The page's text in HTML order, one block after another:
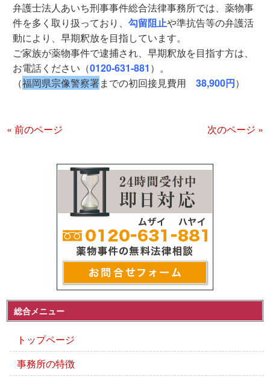
弁護士法人あいち刑事事件総合法律事務所では、薬物事
件を多く取り扱っており、勾留阻止や準抗告等の弁護活
動により、早期釈放を目指しています。
ご家族が薬物事件で逮捕され、早期釈放を目指す方は、
お電話ください（0120-631-881 ）。
（福岡県宗像警察署までの初回接見費用38,900円）
« 前のページ 次のページ »
総合メニュー
トップページ
事務所の特徴